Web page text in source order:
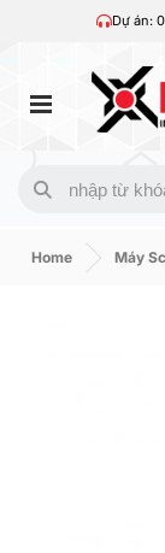
Dự án:
Home Máy